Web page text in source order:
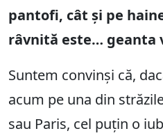
pantofi, cât și pe
râvnită este… geanta
Suntem convinși că,
acum pe una din
sau Paris, cel puțin o